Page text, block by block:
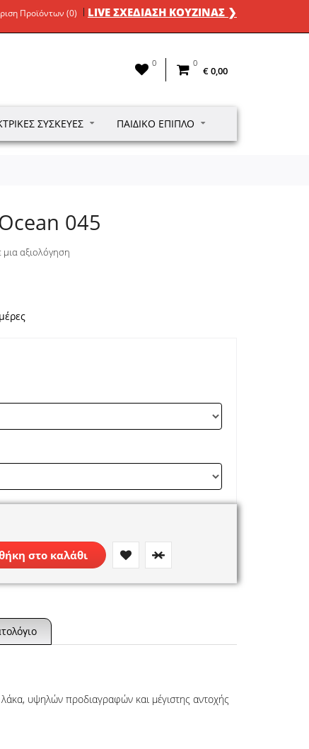
Προϊόντων (0) LIVE ΣΧΕΔΙΑΣΗ ΚΟΥΖΙΝΑΣ ❯
0 0
€ 0,00
ΣΥΣΚΕΥΈΣ ΠΑΙΔΙΚΌ ΈΠΙΠΛΟ
045
μια αξιολόγηση
στο καλάθι
υψηλών προδιαγραφών και μέγιστης αντοχής